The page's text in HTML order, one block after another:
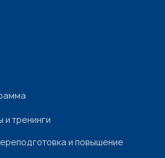
и тренинги
и повышение